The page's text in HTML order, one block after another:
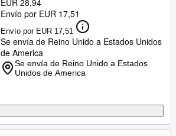
EUR 28,94
Envío por EUR 17,51
Envío por EUR 17,51
Se envía de Reino Unido a Estados Unidos
de America
Se envía de Reino Unido a Estados
Unidos de America